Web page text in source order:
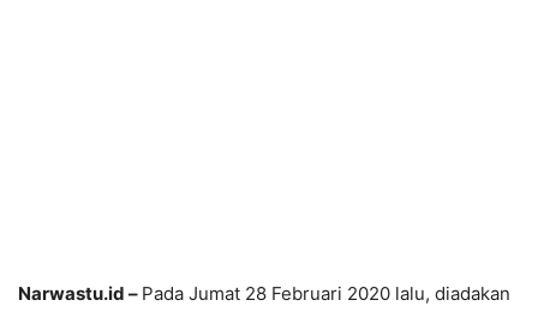
Narwastu.id – Pada Jumat 28 Februari 2020 lalu, diadakan